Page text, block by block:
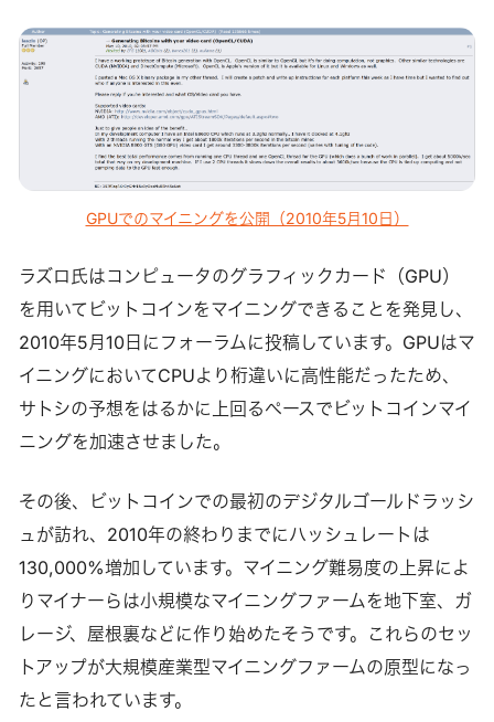
GPUでのマイニングを公開（2010年5月10日）
ラズロ氏はコンピュータのグラフィックカード（GPU）
を用いてビットコインをマイニングできることを発見し、
2010年5月10日にフォーラムに投稿しています。GPUはマ
イニングにおいてCPUより桁違いに高性能だったため、
サトシの予想をはるかに上回るペースでビットコインマイ
ニングを加速させました。
その後、ビットコインでの最初のデジタルゴールドラッシ
ュが訪れ、2010年の終わりまでにハッシュレートは
130,000%増加しています。マイニング難易度の上昇によ
りマイナーらは小規模なマイニングファームを地下室、ガ
レージ、屋根裏などに作り始めたそうです。これらのセッ
トアップが大規模産業型マイニングファームの原型になっ
たと言われています。